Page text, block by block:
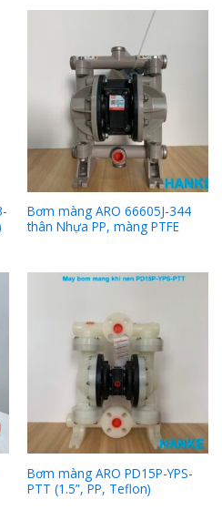
Bơm màng ARO 66605J-344
thân Nhựa PP, màng PTFE
Bơm màng ARO PD15P-YPS-
PTT (1.5”, PP, Teflon)